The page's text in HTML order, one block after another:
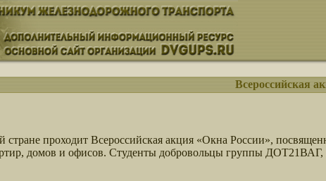
Всероссийская
стране проходит Всероссийская акция «Окна России»,
домов и офисов. Студенты добровольцы группы